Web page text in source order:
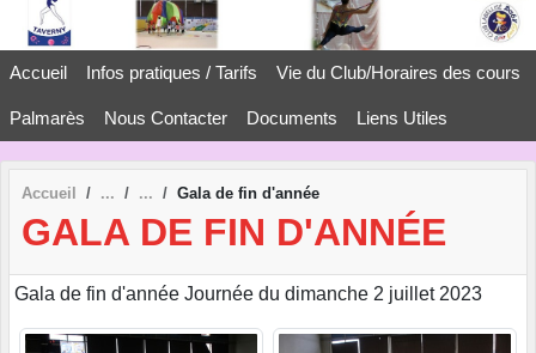
Accueil Infos pratiques / Tarifs Vie du Club/Horaires des cours
Palmarès Nous Contacter Documents Liens Utiles
Accueil Gala de fin d'année
GALA DE FIN D'ANNÉE
Gala de fin d'année Journée du dimanche 2 juillet 2023